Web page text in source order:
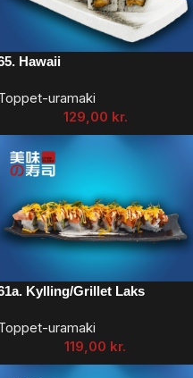
Hawaii
uramaki
129,00 kr.
Kylling/Grillet Laks
uramaki
119,00 kr.